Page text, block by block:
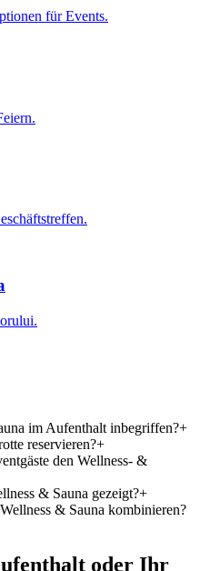
für Events.
im Aufenthalt inbegriffen?+
reservieren?+
den Wellness- &
& Sauna gezeigt?+
& Sauna kombinieren?
oder Ihr